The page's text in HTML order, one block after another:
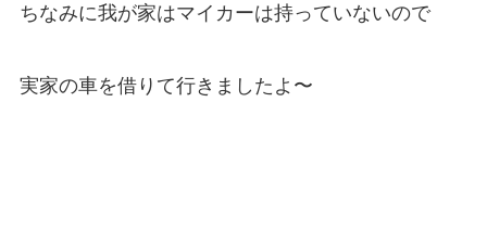
ちなみに我が家はマイカーは持っていないので
実家の車を借りて行きましたよ〜